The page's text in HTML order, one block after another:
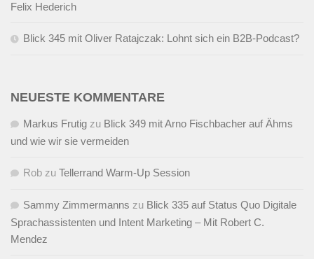
Felix Hederich
Blick 345 mit Oliver Ratajczak: Lohnt sich ein B2B-Podcast?
NEUESTE KOMMENTARE
Markus Frutig zu Blick 349 mit Arno Fischbacher auf Ähms
und wie wir sie vermeiden
Rob zu Tellerrand Warm-Up Session
Sammy Zimmermanns zu Blick 335 auf Status Quo Digitale
Sprachassistenten und Intent Marketing – Mit Robert C.
Mendez